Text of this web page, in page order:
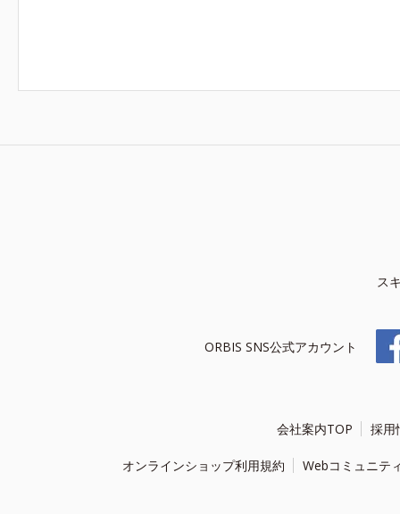
ス
ORBIS SNS公式アカウント
会社案内TOP 採用
オンラインショップ利用規約 Webコミュニテ